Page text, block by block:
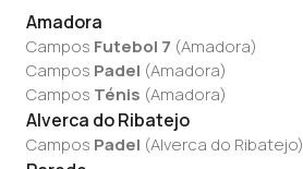
Amadora
Campos Futebol 7 (Amadora)
Campos Padel (Amadora)
Campos Ténis (Amadora)
Alverca do Ribatejo
Campos Padel (Alverca do Ribatejo)